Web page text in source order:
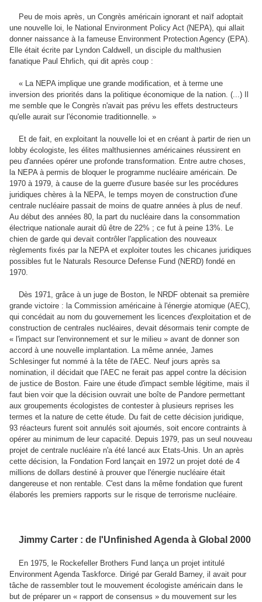
Peu de mois après, un Congrès américain ignorant et naïf adoptait
une nouvelle loi, le National Environment Policy Act (NEPA), qui allait
donner naissance à Ia fameuse Environment Protection Agency (EPA).
Elle était écrite par Lyndon Caldwell, un disciple du malthusien
fanatique Paul Ehrlich, qui dit après coup :
« La NEPA implique une grande modification, et à terme une
inversion des priorités dans la politique économique de la nation. (...) Il
me semble que le Congrès n'avait pas prévu les effets destructeurs
qu'elle aurait sur l'économie traditionnelle. »
Et de fait, en exploitant la nouvelle loi et en créant à partir de rien un
lobby écologiste, les élites malthusiennes américaines réussirent en
peu d'années opérer une profonde transformation. Entre autre choses,
la NEPA à permis de bloquer le programme nucléaire américain. De
1970 à 1979, à cause de la guerre d'usure basée sur les procédures
juridiques chères à la NEPA, le temps moyen de construction d'une
centrale nucléaire passait de moins de quatre années à plus de neuf.
Au début des années 80, la part du nucléaire dans la consommation
électrique nationale aurait dû être de 22% ; ce fut à peine 13%. Le
chien de garde qui devait contrôler l'application des nouveaux
règlements fixés par la NEPA et exploiter toutes les chicanes juridiques
possibles fut le Naturals Resource Defense Fund (NERD) fondé en
1970.
Dès 1971, grâce à un juge de Boston, le NRDF obtenait sa première
grande victoire : la Commission américaine à l'énergie atomique (AEC),
qui concédait au nom du gouvernement les licences d'exploitation et de
construction de centrales nucléaires, devait désormais tenir compte de
« l'impact sur l'environnement et sur le milieu » avant de donner son
accord à une nouvelle implantation. La même année, James
Schlesinger fut nommé à la tête de l'AEC. Neuf jours après sa
nomination, iI décidait que l'AEC ne ferait pas appel contre la décision
de justice de Boston. Faire une étude d'impact semble légitime, mais il
faut bien voir que la décision ouvrait une boîte de Pandore permettant
aux groupements écologistes de contester à plusieurs reprises les
termes et la nature de cette étude. Du fait de cette décision juridique,
93 réacteurs furent soit annulés soit ajournés, soit encore contraints à
opérer au minimum de leur capacité. Depuis 1979, pas un seul nouveau
projet de centrale nucléaire n'a été lancé aux Etats-Unis. Un an après
cette décision, la Fondation Ford lançait en 1972 un projet doté de 4
millions de dollars destiné à prouver que l'énergie nucléaire était
dangereuse et non rentable. C'est dans la même fondation que furent
élaborés les premiers rapports sur le risque de terrorisme nucléaire.
Jimmy Carter : de l'Unfinished Agenda à Global 2000
En 1975, le Rockefeller Brothers Fund lança un projet intitulé
Environment Agenda Taskforce. Dirigé par Gerald Barney, il avait pour
tâche de rassembler tout le mouvement écologiste américain dans le
but de préparer un « rapport de consensus » du mouvement sur les